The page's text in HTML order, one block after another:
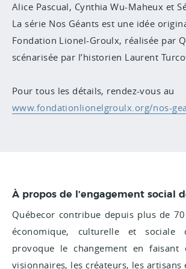
Alice Pascual, Cynthia Wu-Maheux et
La série Nos Géants est une idée
Fondation Lionel-Groulx, réalisée par
scénarisée par l’historien Laurent
Pour tous les détails, rendez-vous au
www.fondationlionelgroulx.org/nos-
À propos de l’engagement social
Québecor contribue depuis plus de
économique, culturelle et sociale
provoque le changement en faisant
visionnaires, les créateurs, les artisans